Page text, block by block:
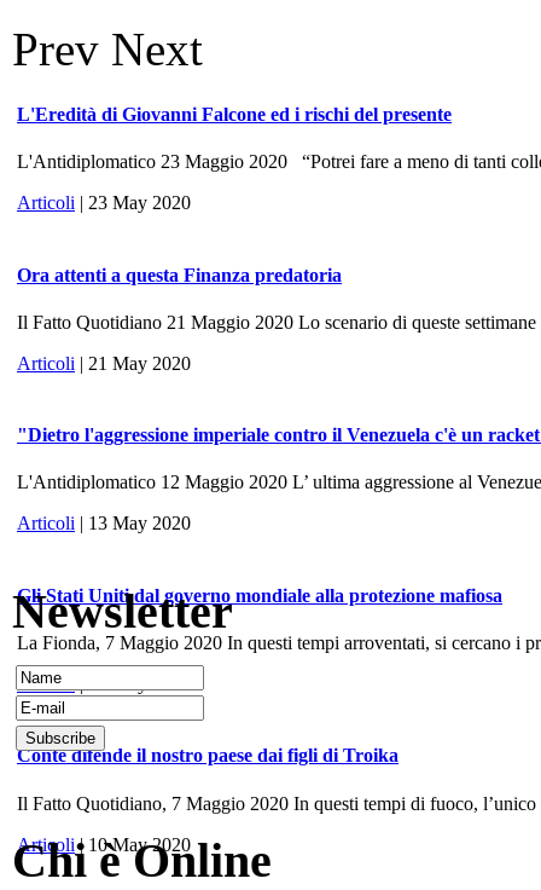
Prev Next
L'Eredità di Giovanni Falcone ed i rischi del presente
L'Antidiplomatico 23 Maggio 2020 “Potrei fare a meno di tanti
Articoli | 23 May 2020
Ora attenti a questa Finanza predatoria
Il Fatto Quotidiano 21 Maggio 2020 Lo scenario di queste
Articoli | 21 May 2020
"Dietro l'aggressione imperiale contro il Venezuela c'è un
L'Antidiplomatico 12 Maggio 2020 L’ ultima aggressione al
Articoli | 13 May 2020
Gli Stati Uniti dal governo mondiale alla protezione mafiosa
La Fionda, 7 Maggio 2020 In questi tempi arroventati, si cercano i
Articoli
Conte difende il nostro paese dai figli di Troika
Il Fatto Quotidiano, 7 Maggio 2020 In questi tempi di fuoco,
Articoli| 10 May 2020
Newsletter
Chi è Online